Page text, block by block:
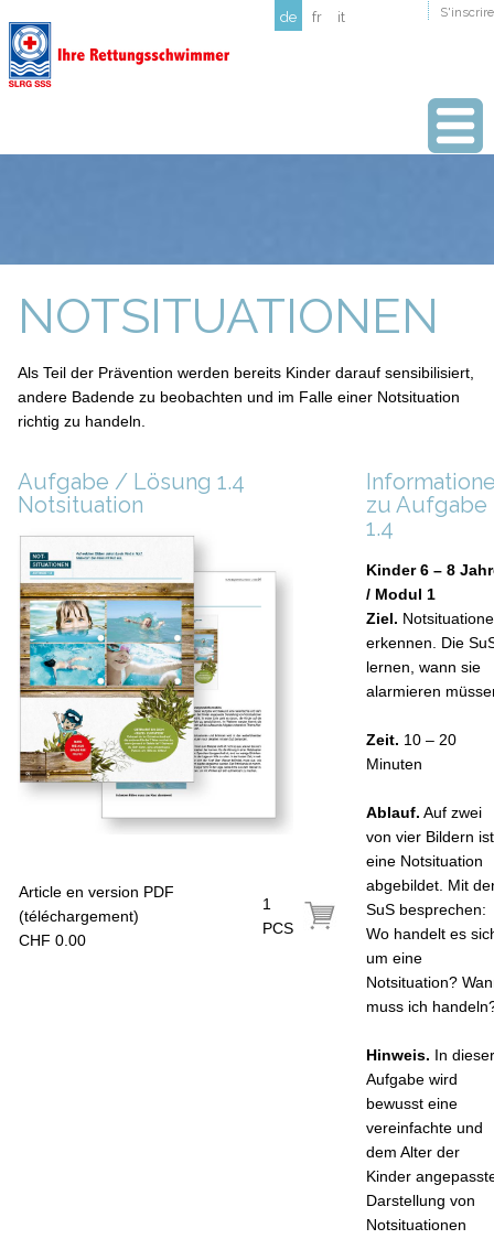
S'inscrire
de fr it
NOTSITUATIONEN
Als Teil der Prävention werden bereits Kinder darauf sensibilisiert,
andere Badende zu beobachten und im Falle einer Notsituation
richtig zu handeln.
Aufgabe / Lösung 1.4
Notsituation
Article en version PDF
(téléchargement)
CHF 0.00
1
PCS
zu Aufgabe
1.4
Kinder 6 – 8
/ Modul 1
Ziel.
erkennen. Die
lernen, wann sie
alarmieren
Zeit. 10 – 20
Minuten
Ablauf. Auf zwei
von vier Bildern ist
eine Notsituation
abgebildet. Mit
SuS besprechen:
Wo handelt es
um eine
Notsituation?
muss ich
Hinweis. In dieser
Aufgabe wird
bewusst eine
vereinfachte und
dem Alter der
Kinder
Darstellung von
Notsituationen